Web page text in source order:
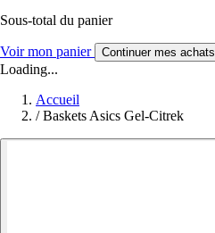
Sous-total du panier
Voir mon panier Continuer mes achats
Loading...
Accueil
/ Baskets Asics Gel-Citrek